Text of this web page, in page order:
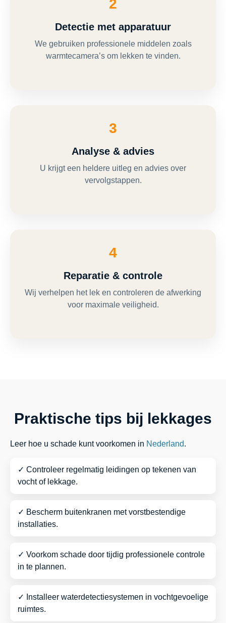
2
Detectie met apparatuur
We gebruiken professionele middelen zoals
warmtecamera’s om lekken te vinden.
3
Analyse & advies
U krijgt een heldere uitleg en advies over
vervolgstappen.
4
Reparatie & controle
Wij verhelpen het lek en controleren de afwerking
voor maximale veiligheid.
Praktische tips bij lekkages
Leer hoe u schade kunt voorkomen in Nederland.
✓ Controleer regelmatig leidingen op tekenen van
vocht of lekkage.
✓ Bescherm buitenkranen met vorstbestendige
installaties.
✓ Voorkom schade door tijdig professionele controle
in te plannen.
✓ Installeer waterdetectiesystemen in vochtgevoelige
ruimtes.